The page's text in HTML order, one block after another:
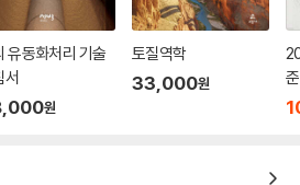
유동화처리 기술
서
원
토질역학
33,000원
준